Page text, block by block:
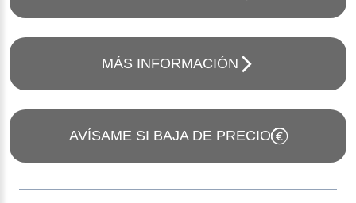
MÁS INFORMACIÓN
AVÍSAME SI BAJA DE PRECIO